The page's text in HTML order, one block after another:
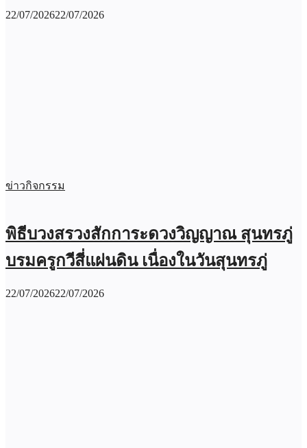
22/07/202622/07/2026
ข่าวกิจกรรม
พิธีบวงสรวงสักการะดวงวิญญาณ สุนทรภู่
บรมครูกวีสี่แผ่นดิน เนื่องในวันสุนทรภู่
22/07/202622/07/2026